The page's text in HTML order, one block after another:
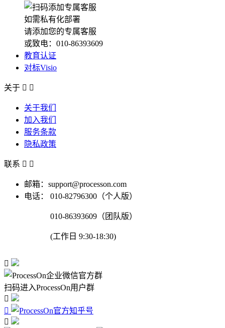
如需私有化部署
请添加您的专属客服
或致电：010-86393609
教育认证
对标Visio
关于  
关于我们
加入我们
服务条款
隐私政策
联系  
邮箱：support@processon.com
电话：
010-82796300（个人版）
010-86393609（团队版）
(工作日 9:30-18:30)

扫码进入ProcessOn用户群


